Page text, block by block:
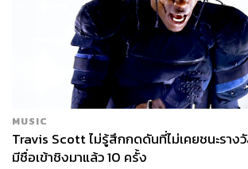
MUSIC
Travis Scott ไม่รู้สึกกดดันที่ไม่เคยชนะราง
มีชื่อเข้าชิงมาแล้ว 10 ครั้ง